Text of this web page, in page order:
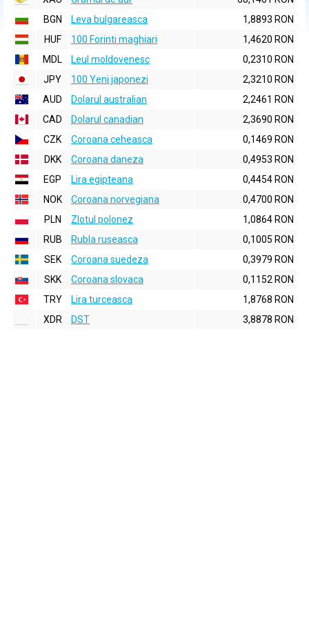
BGN
Leva bulgareasca
1,8893 RON
HUF
100 Forinti maghiari
1,4620 RON
MDL
Leul moldovenesc
0,2310 RON
JPY
100 Yeni japonezi
2,3210 RON
AUD
Dolarul australian
2,2461 RON
CAD
Dolarul canadian
2,3690 RON
CZK
Coroana ceheasca
0,1469 RON
DKK
Coroana daneza
0,4953 RON
EGP
Lira egipteana
0,4454 RON
NOK
Coroana norvegiana
0,4700 RON
PLN
Zlotul polonez
1,0864 RON
RUB
Rubla ruseasca
0,1005 RON
SEK
Coroana suedeza
0,3979 RON
SKK
Coroana slovaca
0,1152 RON
TRY
Lira turceasca
1,8768 RON
XDR
DST 3,8878 RON